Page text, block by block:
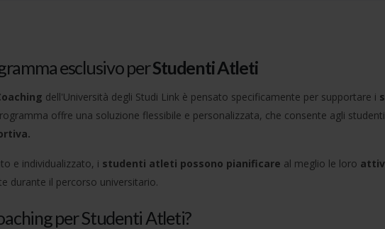
esclusivo perStudenti Atleti
dell'Università degli Studi Link è pensato specificamente per supportare i
offre una soluzione flessibile e personalizzata, che consente agli
e individualizzato, i studenti atleti possono pianificare al meglio le loro
durante il percorso universitario.
per Studenti Atleti?